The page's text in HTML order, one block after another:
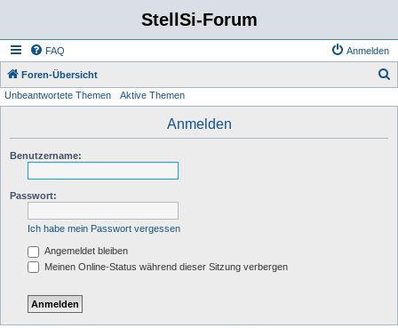
StellSi-Forum
FAQ Anmelden
Foren-Übersicht
Unbeantwortete Themen Aktive Themen
Anmelden
Benutzername:
Passwort:
Ich habe mein Passwort vergessen
Angemeldet bleiben
Meinen Online-Status während dieser Sitzung verbergen